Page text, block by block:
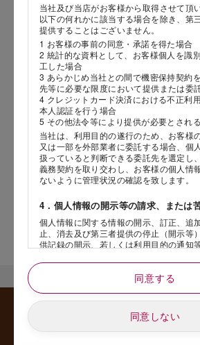
当社及び当店がお客様から取得させて頂
以下の何れかに該当する場合を除き、第
提供することはございません。
1 お客様の事前の同意・承諾を得た場合
2 統計的な資料として、お客様個人を識
工した場合
3 あらかじめ当社との間で機密保持契約
先等に必要な限度において提供または委
4 クレジットカード決済における不正利
本人認証を行う場合
5 その他法令等により提供が必要とされ
当社は、利用目的の遂行のため、お客様
又は一部を外部業者に委託する場合、個
扱っていると判断できる委託先を選定し
義務契約を取り交わし、お客様の個人情
ないように管理状況の確認を致します。
4．個人情報の開示等の請求、または
個人情報に関する情報の開示、訂正、追
止、消去及び第三者提供の停止（開示等
供記録の開示、若しくは利用目的の通知
のお申し出があった場合には、請求者が
あるいは正式な代理人として認められる
な期間と範囲内で対応させていただきま
5. 個人情報の安全管理のために講じた
同意する
同意しない
生年月日
年
店舗サービスに関するお問い合わせにつき
舗名』を記載いただけますと幸いです。
岳や末広がりを意味す
やつ時」という意味を込
。雄大な八ヶ岳山麓の自
れる、こだわりのスイー
海外
Indonesia
Malaysia
UAE
Vietnam